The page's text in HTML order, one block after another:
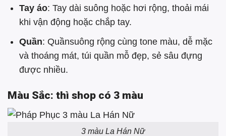
Tay áo: Tay dài suông hoặc hơi rộng, thoải mái
khi vận động hoặc chắp tay.
Quần: Quầnsuông rộng cùng tone màu, dễ mặc
và thoáng mát, túi quần mỗ đẹp, sẻ sâu đựng
được nhiều.
Màu Sắc: thì shop có 3 màu
3 màu La Hán Nữ